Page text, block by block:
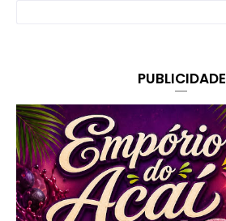
PUBLICIDADE